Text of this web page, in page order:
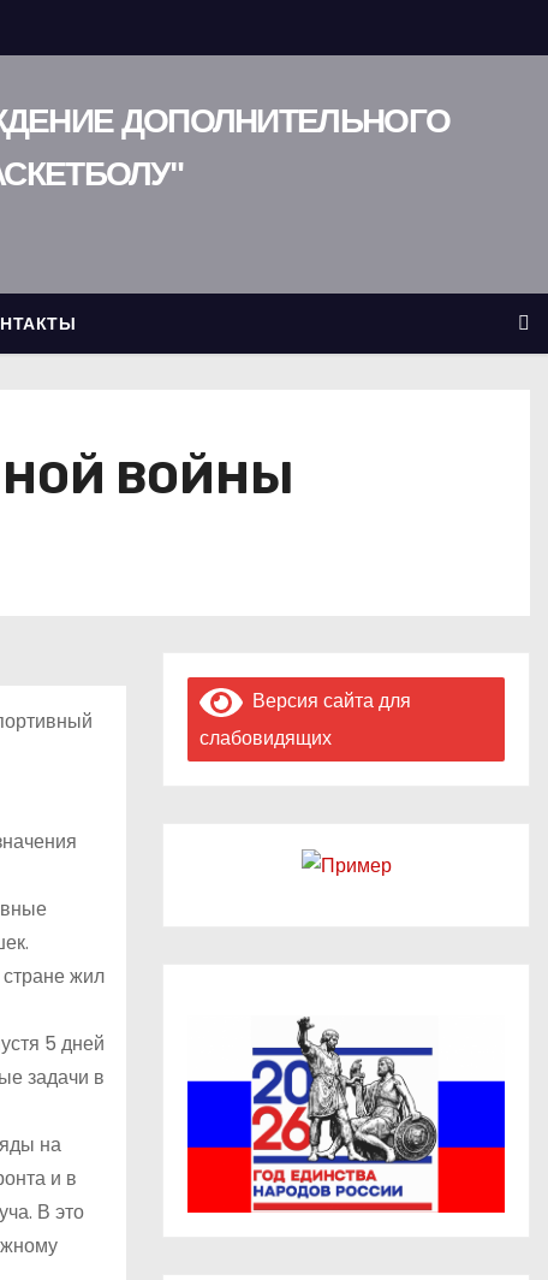
ДОПОЛНИТЕЛЬНОГО
ВОЙНЫ
жил
5 дней
задачи в
на
и в
В это
Версия сайта для
слабовидящих